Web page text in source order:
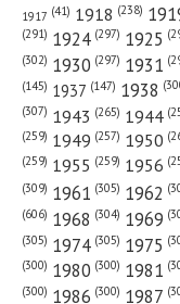
№ 291 от декабря
№ 141 от июня
1917 (41) 1918 (238)
(291) 1924 (297) 1925
(302) 1930 (297) 1931
(145) 1937 (147) 1938
(307) 1943 (265) 1944
(259) 1949 (257) 1950
(259) 1955 (259) 1956
(309) 1961 (305) 1962
(606) 1968 (304) 1969
(305) 1974 (305) 1975
(300) 1980 (300) 1981
(300) 1986 (300) 1987